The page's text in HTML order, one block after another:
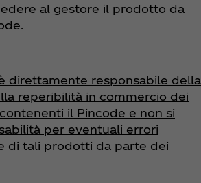
al gestore il prodotto da
direttamente responsabile della
reperibilità in commercio dei
il Pincode e non si
per eventuali errori
di tali prodotti da parte dei